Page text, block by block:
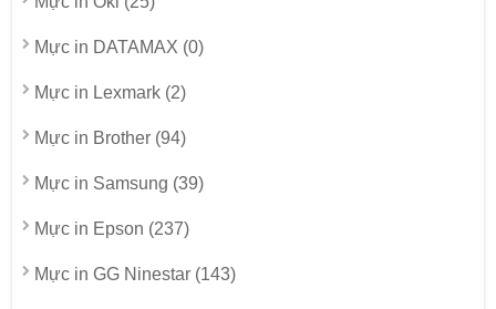
Mực in DATAMAX (0)
Mực in Lexmark (2)
Mực in Brother (94)
Mực in Samsung (39)
Mực in Epson (237)
Mực in GG Ninestar (143)